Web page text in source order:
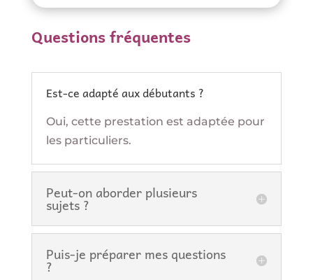
Questions fréquentes
Est-ce adapté aux débutants ?
Oui, cette prestation est adaptée pour
les particuliers.
Peut-on aborder plusieurs
sujets ?
Puis-je préparer mes questions
?